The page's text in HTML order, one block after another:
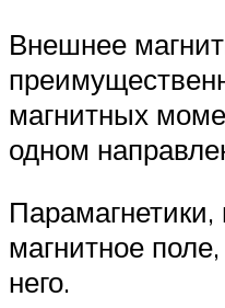
Внешнее
магнитных
одном
магнитное
него.